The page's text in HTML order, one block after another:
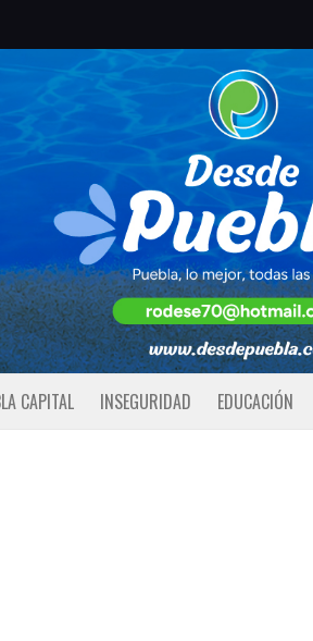
CAPITAL INSEGURIDAD EDUCACIÓN